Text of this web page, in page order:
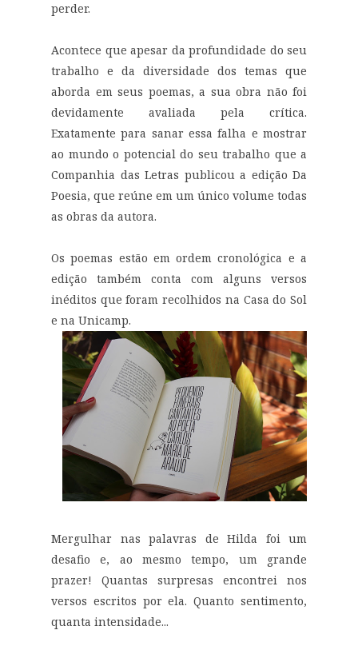
perder.
Acontece que apesar da profundidade do seu
trabalho e da diversidade dos temas que
aborda em seus poemas, a sua obra não foi
devidamente avaliada pela crítica.
Exatamente para sanar essa falha e mostrar
ao mundo o potencial do seu trabalho que a
Companhia das Letras publicou a edição Da
Poesia, que reúne em um único volume todas
as obras da autora.
Os poemas estão em ordem cronológica e a
edição também conta com alguns versos
inéditos que foram recolhidos na Casa do Sol
e na Unicamp.
Mergulhar nas palavras de Hilda foi um
desafio e, ao mesmo tempo, um grande
prazer! Quantas surpresas encontrei nos
versos escritos por ela. Quanto sentimento,
quanta intensidade...